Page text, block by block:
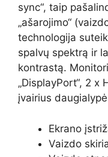
sync“, taip
„ašarojimo“
technologija
spalvų spektrą ir
kontrastą.
„DisplayPort“, 2 x
įvairius
Ekrano
Vaizdo